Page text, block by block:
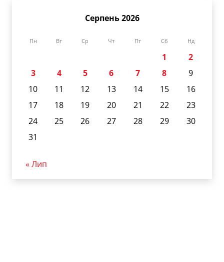
Серпень 2026
Пн Вт Ср Чт Пт Сб Нд
1
2
3
4 5 6 7 8
9
10
11 12 13 14 15
16
17
18 19 20 21 22
23
24
25 26 27 28 29
30
31
« Лип